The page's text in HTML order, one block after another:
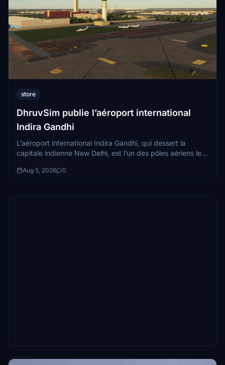
store
DhruvSim publie l’aéroport international
Indira Gandhi
L’aéroport international Indira Gandhi, qui dessert la
capitale indienne New Delhi, est l’un des pôles aériens les
Aug 5, 2026 0